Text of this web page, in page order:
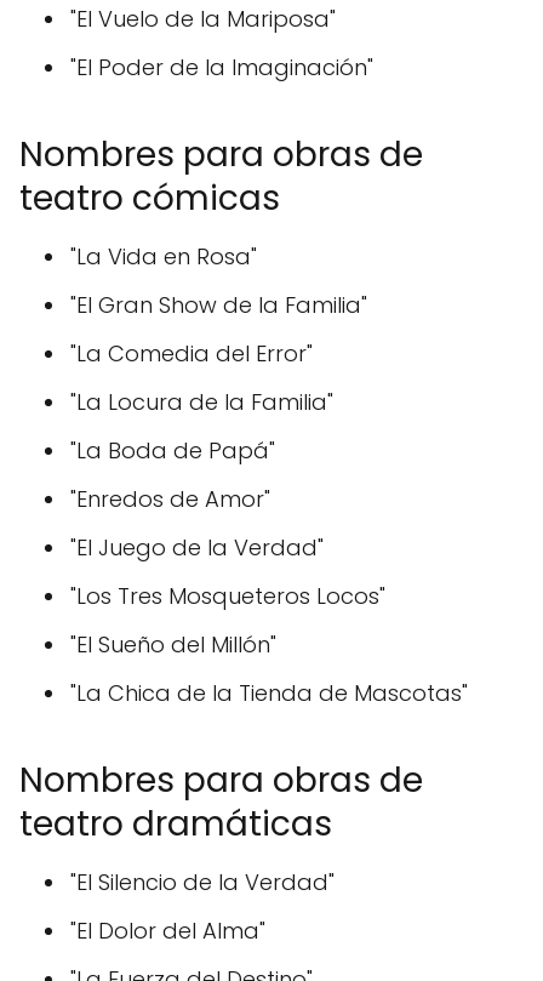
"El Vuelo de la Mariposa"
"El Poder de la Imaginación"
Nombres para obras de
teatro cómicas
"La Vida en Rosa"
"El Gran Show de la Familia"
"La Comedia del Error"
"La Locura de la Familia"
"La Boda de Papá"
"Enredos de Amor"
"El Juego de la Verdad"
"Los Tres Mosqueteros Locos"
"El Sueño del Millón"
"La Chica de la Tienda de Mascotas"
Nombres para obras de
teatro dramáticas
"El Silencio de la Verdad"
"El Dolor del Alma"